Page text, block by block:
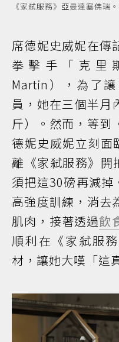
《家弒服務》亞曼達塞佛瑞
席德妮史威妮在傳
拳擊手「克里
Martin），為了
員，她在三個半月
斤）。然而，等到
德妮史威妮立刻面
離《家弒服務》開
須把這30磅再減掉
高強度訓練，消去
肌肉，接著透過飲
順利在《家弒服
材，讓她大嘆「這